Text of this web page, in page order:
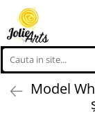
Tablouri
Tablouri cu
plante naturale
Proiecte
Proiecte
Logo-uriModel